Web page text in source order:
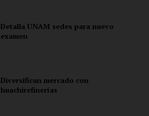
Detalla UNAM sedes para nuevo
examen
Diversifican mercado con
huachirefinerías